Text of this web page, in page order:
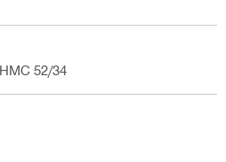
52/34